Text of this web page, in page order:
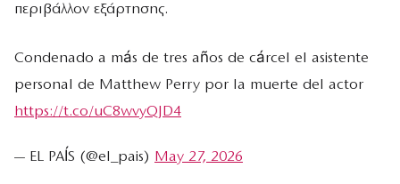
περιβάλλον εξάρτησης.
Condenado a más de tres años de cárcel el asistente
personal de Matthew Perry por la muerte del actor
https://t.co/uC8wvyQJD4
— EL PAÍS (@el_pais) May 27, 2026